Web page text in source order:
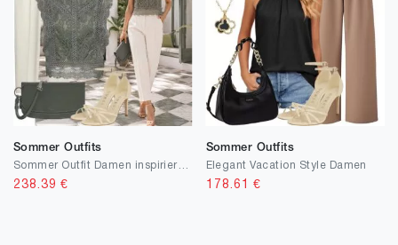
Sommer Outfits
Sommer Outfit Damen inspiriert von moderner Eleganz
238.39 €
Sommer Outfits
Elegant Vacation Style Damen
178.61 €